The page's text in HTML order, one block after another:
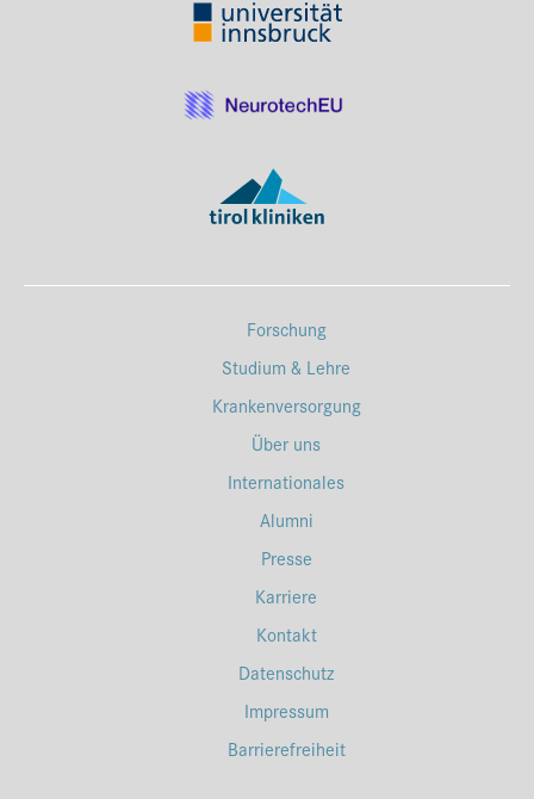
Forschung
Studium & Lehre
Krankenversorgung
Über uns
Internationales
Alumni
Presse
Karriere
Kontakt
Datenschutz
Impressum
Barrierefreiheit